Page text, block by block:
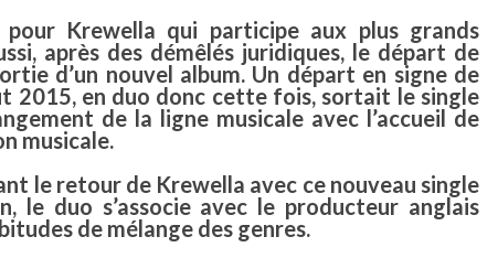
pour Krewella qui participe aux plus grands
après des démêlés juridiques, le départ de
d’un nouvel album. Un départ en signe de
2015, en duo donc cette fois, sortait le single
de la ligne musicale avec l’accueil de
musicale.
le retour de Krewella avec ce nouveau single
duo s’associe avec le producteur anglais
de mélange des genres.